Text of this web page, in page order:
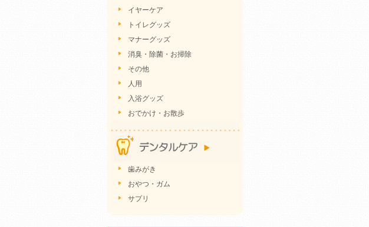
イヤーケア
トイレグッズ
マナーグッズ
消臭・除菌・お掃除
その他
人用
入浴グッズ
おでかけ・お散歩
歯みがき
おやつ・ガム
サプリ